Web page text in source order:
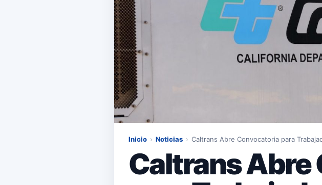
Inicio › Noticias › Caltrans Abre Convocatoria para
Caltrans